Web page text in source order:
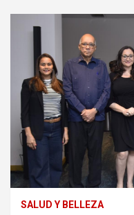
SALUD Y BELLEZA